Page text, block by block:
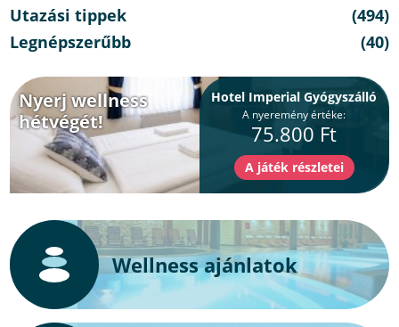
Utazási tippek
(494)
Legnépszerűbb
(40)
Nyerj wellness
hétvégét!
Hotel Imperial Gyógyszálló
A nyeremény értéke:
75.800 Ft
Wellness ajánlatok